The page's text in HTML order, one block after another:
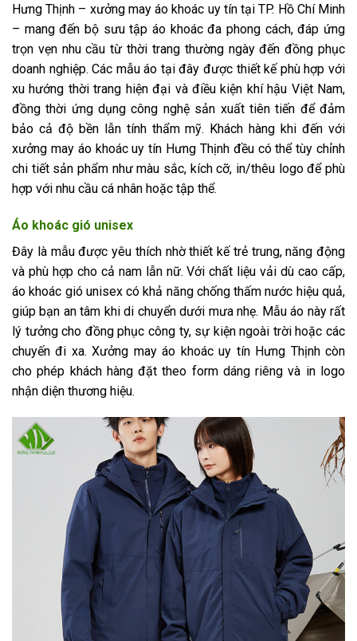
Hưng Thịnh – xưởng may áo khoác uy tín tại TP. Hồ Chí Minh
– mang đến bộ sưu tập áo khoác đa phong cách, đáp ứng
trọn vẹn nhu cầu từ thời trang thường ngày đến đồng phục
doanh nghiệp. Các mẫu áo tại đây được thiết kế phù hợp với
xu hướng thời trang hiện đại và điều kiện khí hậu Việt Nam,
đồng thời ứng dụng công nghệ sản xuất tiên tiến để đảm
bảo cả độ bền lẫn tính thẩm mỹ. Khách hàng khi đến với
xưởng may áo khoác uy tín Hưng Thịnh đều có thể tùy chỉnh
chi tiết sản phẩm như màu sắc, kích cỡ, in/thêu logo để phù
hợp với nhu cầu cá nhân hoặc tập thể.
Áo khoác gió unisex
Đây là mẫu được yêu thích nhờ thiết kế trẻ trung, năng động
và phù hợp cho cả nam lẫn nữ. Với chất liệu vải dù cao cấp,
áo khoác gió unisex có khả năng chống thấm nước hiệu quả,
giúp bạn an tâm khi di chuyển dưới mưa nhẹ. Mẫu áo này rất
lý tưởng cho đồng phục công ty, sự kiện ngoài trời hoặc các
chuyến đi xa. Xưởng may áo khoác uy tín Hưng Thịnh còn
cho phép khách hàng đặt theo form dáng riêng và in logo
nhận diện thương hiệu.